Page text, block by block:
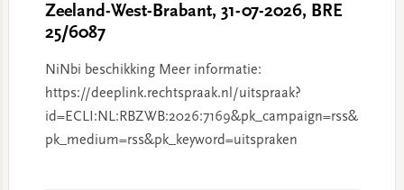
Zeeland-West-Brabant, 31-07-2026, BRE
25/6087
NiNbi beschikking Meer informatie:
https://deeplink.rechtspraak.nl/uitspraak?
id=ECLI:NL:RBZWB:2026:7169&pk_campaign=rss&
pk_medium=rss&pk_keyword=uitspraken